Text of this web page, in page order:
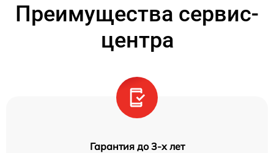
Преимущества сервис-
центра
Гарантия до 3-х лет